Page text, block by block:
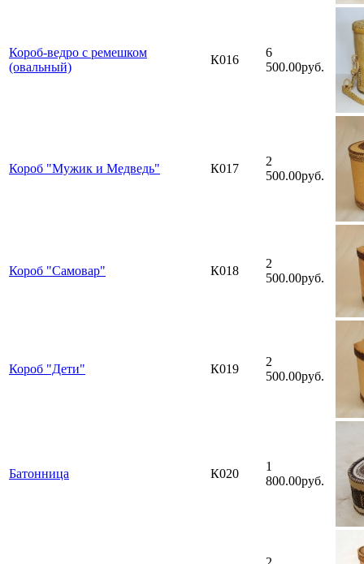
Короб-ведро с ремешком
(овальный)
К016
6
500.00руб.
Короб "Мужик и Медведь" К017
2
500.00руб.
Короб "Самовар" К018
2
500.00руб.
Короб "Дети" К019
2
500.00руб.
Батонница К020
1
800.00руб.